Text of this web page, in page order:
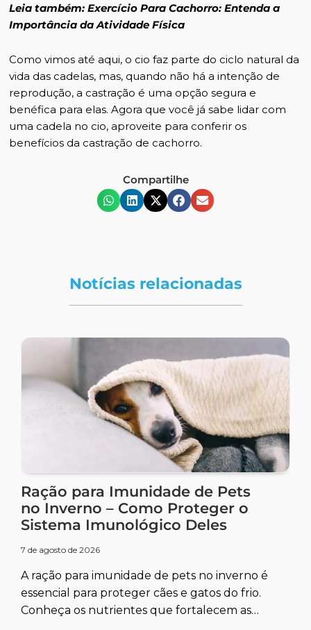
Leia também: Exercício Para Cachorro: Entenda a
Importância da Atividade Física
Como vimos até aqui, o cio faz parte do ciclo natural da
vida das cadelas, mas, quando não há a intenção de
reprodução, a castração é uma opção segura e
benéfica para elas. Agora que você já sabe lidar com
uma cadela no cio, aproveite para conferir os
benefícios da castração de cachorro.
Compartilhe
Notícias relacionadas
Ração para Imunidade de Pets
no Inverno – Como Proteger o
Sistema Imunológico Deles
7 de agosto de 2026
A ração para imunidade de pets no inverno é
essencial para proteger cães e gatos do frio.
Conheça os nutrientes que fortalecem as